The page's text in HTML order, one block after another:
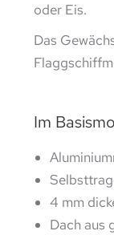
oder Eis.
Das
Im
4 mm
Dach aus